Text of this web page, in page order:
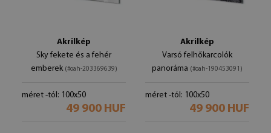
Akrilkép
Sky fekete és a fehér
emberek (#oah-203369639)
méret -tól: 100x50
49 900 HUF
Akrilkép
Varsó felhőkarcolók
panoráma (#oah-190453091)
méret -tól: 100x50
49 900 HUF